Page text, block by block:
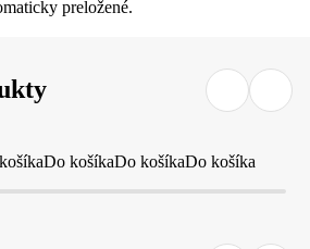
preložené.
Do košíkaDo košíkaDo košíka